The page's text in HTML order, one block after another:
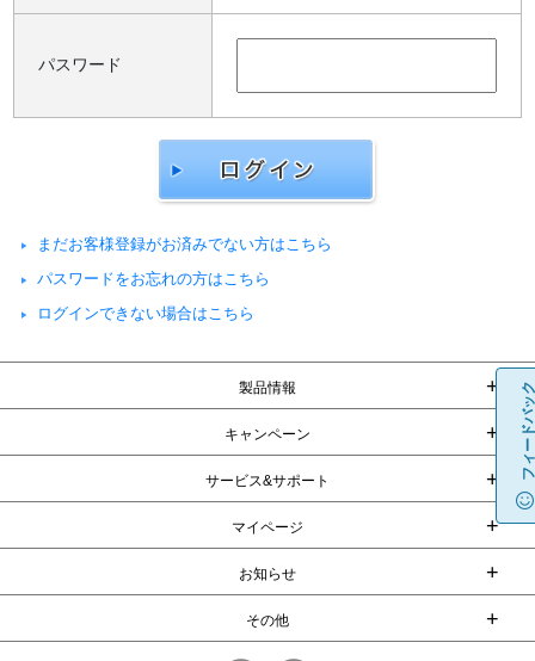
パスワード
まだお客様登録がお済みでない方はこちら
パスワードをお忘れの方はこちら
ログインできない場合はこちら
製品情報 +
キャンペーン +
サービス&サポート +
マイページ +
お知らせ +
その他 +
フィードバック